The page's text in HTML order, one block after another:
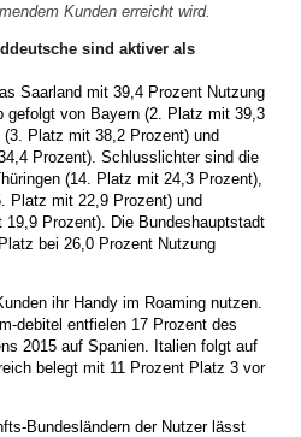
Kunden erreicht wird.
sind aktiver als
Saarland mit 39,4 Prozent Nutzung
gefolgt von Bayern (2. Platz mit 39,3
Platz mit 38,2 Prozent) und
Prozent). Schlusslichter sind die
(14. Platz mit 24,3 Prozent),
Platz mit 22,9 Prozent) und
Prozent). Die Bundeshauptstadt
bei 26,0 Prozent Nutzung
ihr Handy im Roaming nutzen.
debitel entfielen 17 Prozent des
2015 auf Spanien. Italien folgt auf
belegt mit 11 Prozent Platz 3 vor
Bundesländern der Nutzer lässt